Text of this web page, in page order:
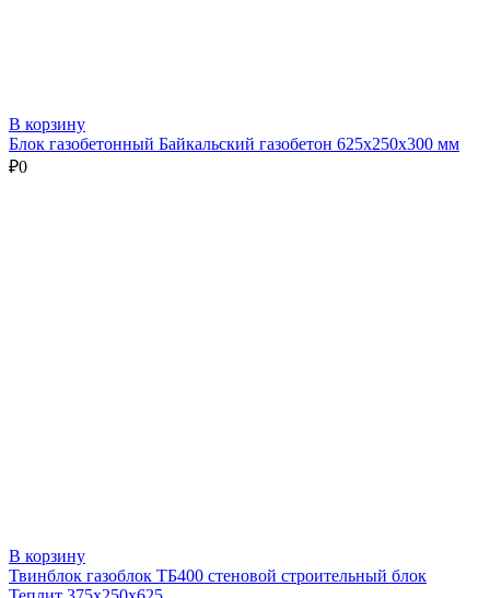
В корзину
Блок газобетонный Байкальский газобетон 625х250х300 мм
₽0
В корзину
Твинблок газоблок ТБ400 стеновой строительный блок